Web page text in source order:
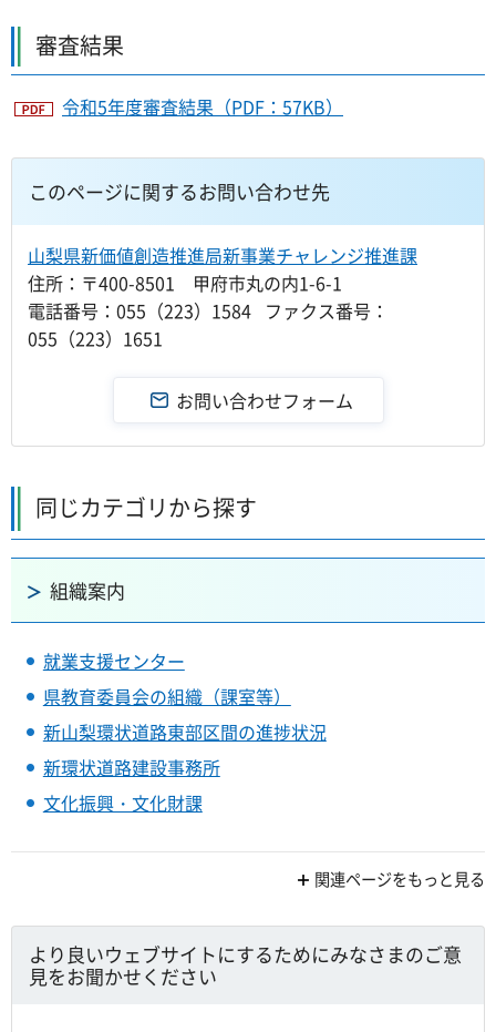
審査結果
令和5年度審査結果（PDF：57KB）
このページに関するお問い合わせ先
山梨県新価値創造推進局新事業チャレンジ推進課
住所：〒400-8501 甲府市丸の内1-6-1
電話番号：055（223）1584 ファクス番号：
055（223）1651
同じカテゴリから探す
組織案内
就業支援センター
県教育委員会の組織（課室等）
新山梨環状道路東部区間の進捗状況
新環状道路建設事務所
文化振興・文化財課
関連ページをもっと見る
より良いウェブサイトにするためにみなさまのご意
見をお聞かせください